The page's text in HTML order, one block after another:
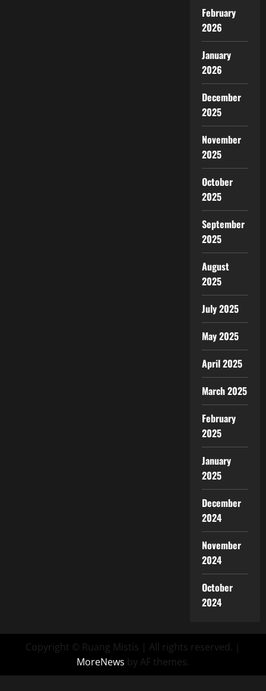
February
2026
January
2026
December
2025
November
2025
October
2025
September
2025
August
2025
July 2025
May 2025
April 2025
March 2025
February
2025
January
2025
December
2024
November
2024
October
2024
Copyright © Ruang Mistis | All rights reserved. |
MoreNews by AF themes.